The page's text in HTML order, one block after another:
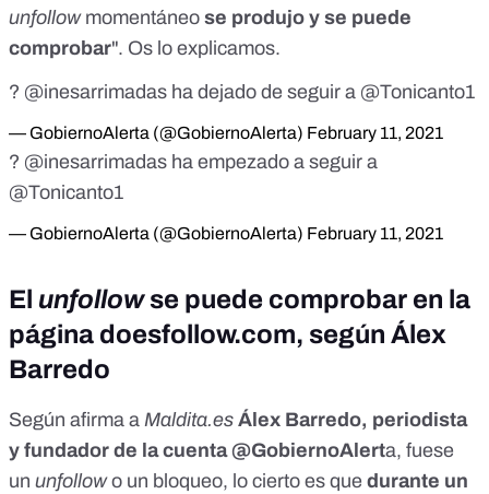
unfollowmomentáneo se produjo y se puede
comprobar". Os lo explicamos.
? @inesarrimadas ha dejado de seguir a @Tonicanto1
— GobiernoAlerta (@GobiernoAlerta) February 11, 2021
? @inesarrimadas ha empezado a seguir a
@Tonicanto1
— GobiernoAlerta (@GobiernoAlerta) February 11, 2021
El unfollowse puede comprobar en la
página doesfollow.com, según Álex
Barredo
Según afirma a Maldita.es Álex Barredo, periodista
y fundador de la cuenta @GobiernoAlerta, fuese
un unfollowo un bloqueo, lo cierto es que durante un